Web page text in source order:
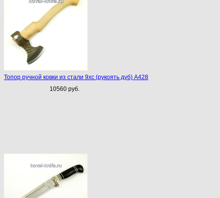
Топор ручной ковки из стали 9хс (рукоять дуб) A428
10560 руб.